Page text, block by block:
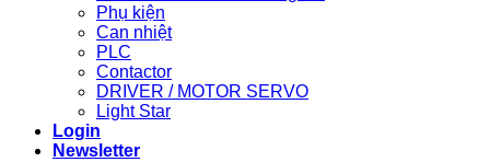
Phụ kiện
Can nhiệt
PLC
Contactor
DRIVER / MOTOR SERVO
Light Star
Login
Newsletter